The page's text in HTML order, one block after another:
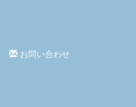
お問い合わせ